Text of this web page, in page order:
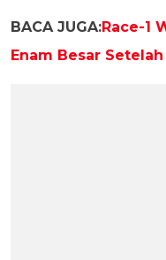
BACA JUGA:Race-1
Enam Besar